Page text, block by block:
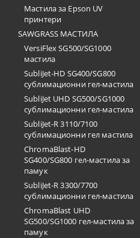
Мастила за Epson UV
принтери
SAWGRASS МАСТИЛА
VersiFlex SG500/SG1000
мастила
SubliJet-HD SG400/SG800
сублимационни гел-мастила
SubliJet UHD SG500/SG1000
сублимационни гел-мастила
SubliJet-R 3110/7100
сублимационни гел мастила
ChromaBlast-HD
SG400/SG800 гел-мастила за
памук
SubliJet-R 3300/7700
сублимационни гел-мастила
ChromaBlast UHD
SG500/SG1000 гел-мастила за
памук